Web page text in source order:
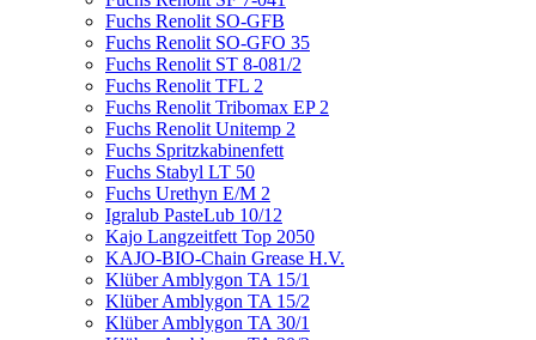
Fuchs Renolit SO-GFB
Fuchs Renolit SO-GFO 35
Fuchs Renolit ST 8-081/2
Fuchs Renolit TFL 2
Fuchs Renolit Tribomax EP 2
Fuchs Renolit Unitemp 2
Fuchs Spritzkabinenfett
Fuchs Stabyl LT 50
Fuchs Urethyn E/M 2
Igralub PasteLub 10/12
Kajo Langzeitfett Top 2050
KAJO-BIO-Chain Grease H.V.
Klüber Amblygon TA 15/1
Klüber Amblygon TA 15/2
Klüber Amblygon TA 30/1